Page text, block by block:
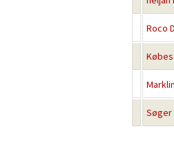
Roco
Søger